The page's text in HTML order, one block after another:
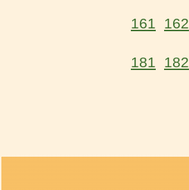
161 162
181 182